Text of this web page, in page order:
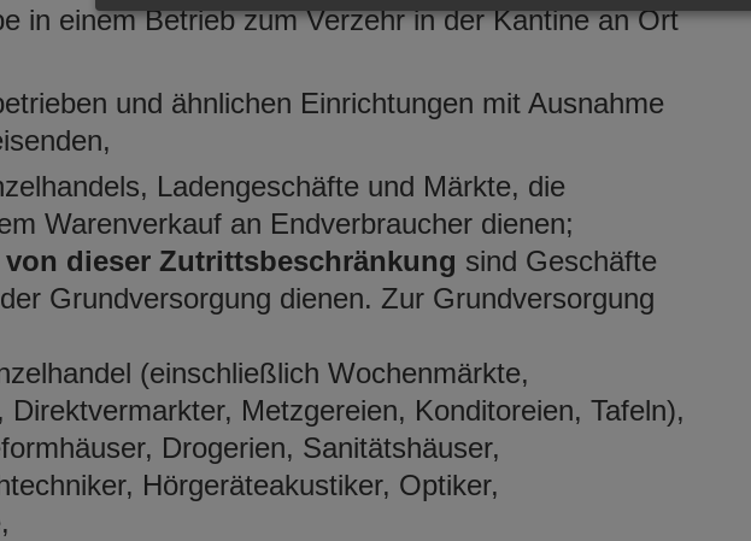
in einem Betrieb zum Verzehr in der Kantine an Ort
und ähnlichen Einrichtungen mit Ausnahme
Ladengeschäfte und Märkte, die
Warenverkauf an Endverbraucher dienen;
dieser Zutrittsbeschränkung sind Geschäfte
Grundversorgung dienen. Zur Grundversorgung
(einschließlich Wochenmärkte,
Direktvermarkter, Metzgereien, Konditoreien, Tafeln),
Drogerien, Sanitätshäuser,
Hörgeräteakustiker, Optiker,